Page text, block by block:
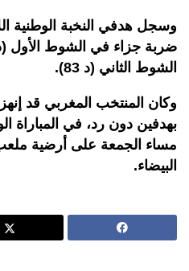
وسجل هدفي النخبة الوطنية
الشوط الثاني (د 83).
وكان المنتخب المغربي قد
بهدفين دون رد، في المباراة
مساء الجمعة على أرضية ملعب
البيضاء.